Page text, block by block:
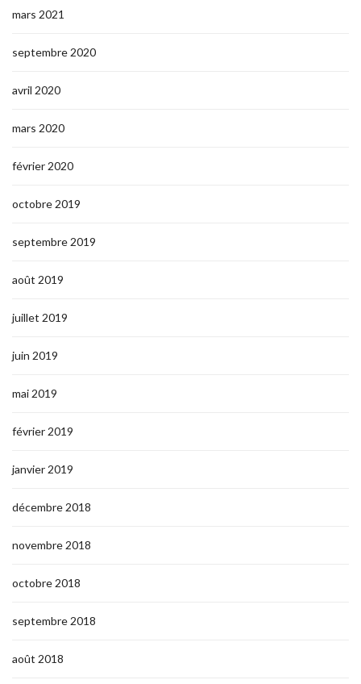
mars 2021
septembre 2020
avril 2020
mars 2020
février 2020
octobre 2019
septembre 2019
août 2019
juillet 2019
juin 2019
mai 2019
février 2019
janvier 2019
décembre 2018
novembre 2018
octobre 2018
septembre 2018
août 2018